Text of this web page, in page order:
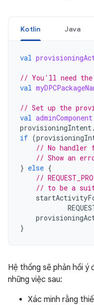
Kotlin Java
val
// You'll need the
val
// Set up the
val adminComponent
provisioningIntent.
if (
// No
// Show an
} else {
//
// to be a
}
Hệ thống sẽ phản hồi ý
những việc sau:
Xác minh rằng